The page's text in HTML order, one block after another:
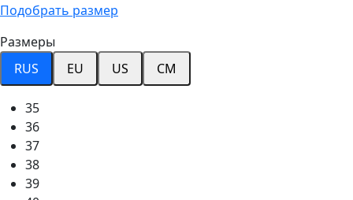
Подобрать размер
Размеры
RUS
EU US CM
35
36
37
38
39